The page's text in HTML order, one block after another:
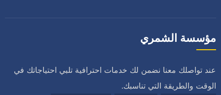
مؤسسة الشمري
عند تواصلك معنا نضمن لك خدمات احترافية تلبي احتياجاتك في
الوقت والطريقة التي تناسبك.